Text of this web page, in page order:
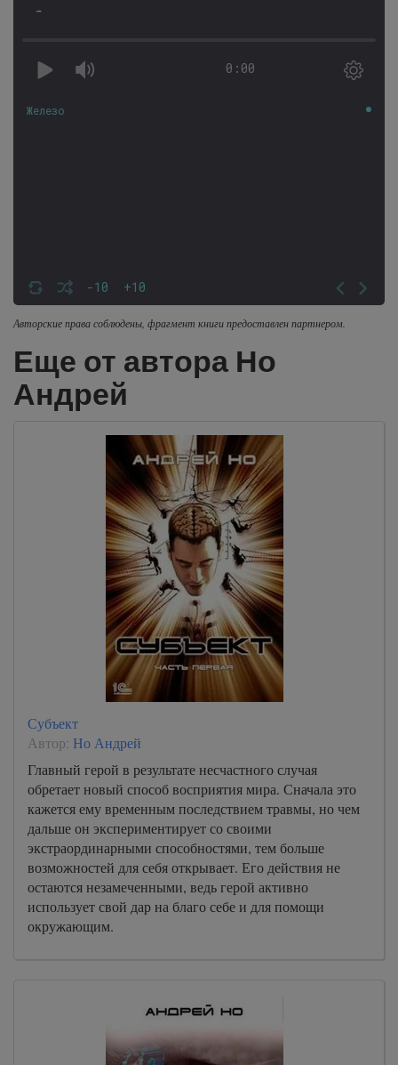
-
0:00
-10 +10
Железо
Авторские права соблюдены, фрагмент книги предоставлен партнером.
Еще от автора Но
Андрей
Субъект
Автор: Но Андрей
Главный герой в результате несчастного случая
обретает новый способ восприятия мира. Сначала это
кажется ему временным последствием травмы, но чем
дальше он экспериментирует со своими
экстраординарными способностями, тем больше
возможностей для себя открывает. Его действия не
остаются незамеченными, ведь герой активно
использует свой дар на благо себе и для помощи
окружающим.